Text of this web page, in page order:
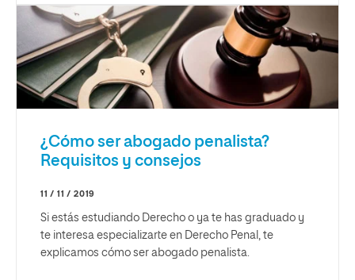
¿Cómo ser abogado penalista?
Requisitos y consejos
11 / 11 / 2019
Si estás estudiando Derecho o ya te has graduado y
te interesa especializarte en Derecho Penal, te
explicamos cómo ser abogado penalista.